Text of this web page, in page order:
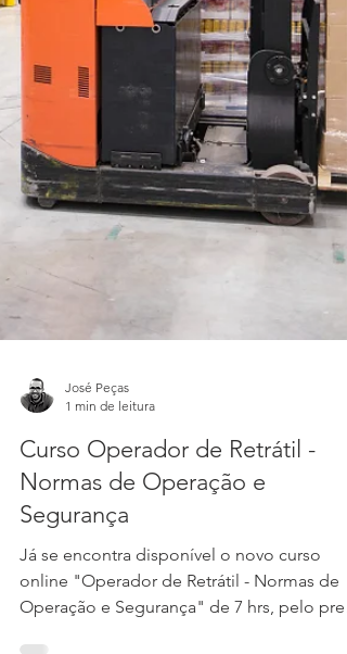
1 min de leitura
Curso Operador de Retrátil -
Normas de Operação e